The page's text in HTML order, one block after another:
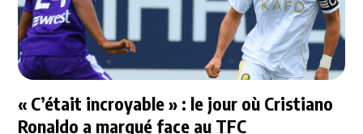
« C’était incroyable » : le jour où Cristiano
Ronaldo a marqué face au TFC